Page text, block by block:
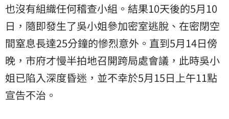
也沒有組織任何稽查小組。結果10天後的5月10
日，隨即發生了吳小姐參加密室逃脫、在密閉空
間窒息長達25分鐘的慘烈意外。直到5月14日傍
晚，市府才慢半拍地召開跨局處會議，此時吳小
姐已陷入深度昏迷，並不幸於5月15日上午11點
宣告不治。